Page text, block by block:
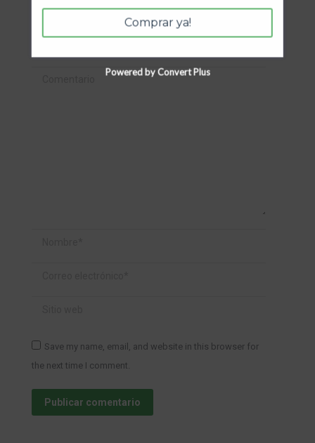
Tu dirección de correo electrónico no será publicada. Los
Save my name, email, and website in this browser for
the next time I comment.
Publicar comentario
Comprar ya!
Powered by Convert Plus